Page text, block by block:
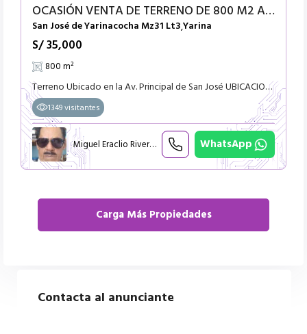
OCASIÓN VENTA DE TERRENO DE 800 M2 A 80 METROS DEL PARQUE TRIANGULAR DE SAN JOSE . Y A 6 CUADRAS DE...
San José de Yarinacocha Mz31 Lt3,Yarina
S/ 35,000
800 m²
Terreno Ubicado en la Av. Principal de San José UBICACION: San José de Yarinacocha – Pucallpa Área Del Terreno: 800m² . 20 x 40 m² A 20 metros del Triangulo de San José , Conexión a las principa
1349 visitantes
Miguel Eraclio Rivera Armas WhatsApp
Contacta al anunciante